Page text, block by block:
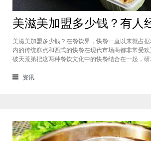
美滋美加盟多少钱？在餐饮界，快餐一直以来就占
内的传统糕点和西式的快餐在现代市场商都非常受
破天荒第把这两种餐饮文化中的快餐结合在一起，
吗，加盟费是多少？美滋美加盟多少钱？这个品牌是
资讯